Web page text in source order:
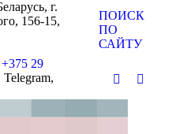
г.
156-15,
+375 29
Поиск:
ПОИСК
ПО
САЙТУ
ПочтаYouTube